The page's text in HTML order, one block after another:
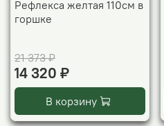
Рефлекса желтая 110см в
горшке
21 373 ₽
14 320 ₽
В корзину